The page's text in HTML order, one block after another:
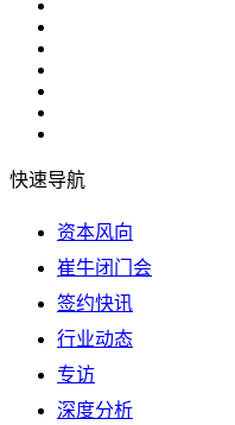
快速导航
资本风向
崔牛闭门会
签约快讯
行业动态
专访
深度分析